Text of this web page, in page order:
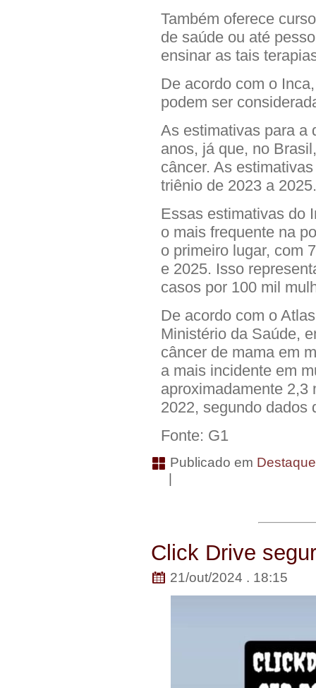
Também oferece
de saúde ou até
ensinar as tais
De acordo com o
podem ser
As estimativas para a
anos, já que, no
câncer. As
triênio de 2023 a 2025.
Essas estimativas do
o mais frequente na
o primeiro lugar, com
e 2025. Isso
casos por 100 mil
De acordo com o
Ministério da Saúde,
câncer de mama em
a mais incidente em
aproximadamente 2,3
2022, segundo dados
Fonte: G1
Publicado em
Click Drive
21/out/2024 . 18:15